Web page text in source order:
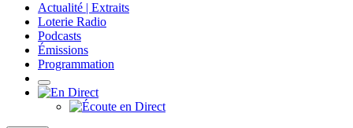
Actualité | Extraits
Loterie Radio
Podcasts
Émissions
Programmation